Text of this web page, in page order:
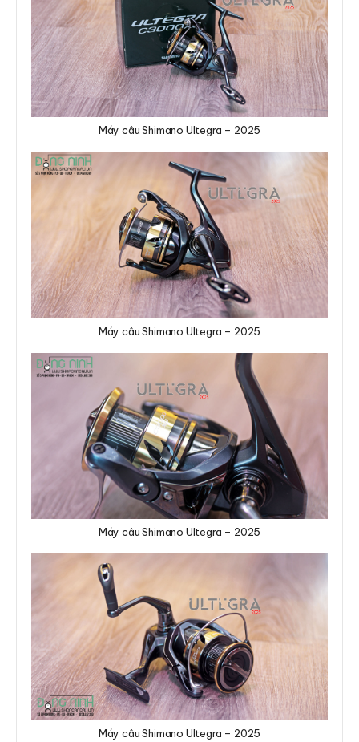
Máy câu Shimano Ultegra – 2025
Máy câu Shimano Ultegra – 2025
Máy câu Shimano Ultegra – 2025
Máy câu Shimano Ultegra – 2025